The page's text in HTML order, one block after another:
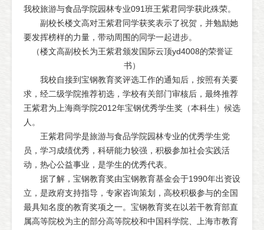
我校旅游与食品学院园林专业091班王紫君同学获此殊荣。
副校长楼文高对王紫君同学获奖表示了祝贺，并勉励她
要发挥榜样的力量，带动周围的同学一起进步。
（楼文高副校长为王紫君颁发国际云顶yd4008的荣誉证
书）
我校自接到宝钢教育奖评选工作的通知后，按照有关要
求，经二级学院推荐初选，学校有关部门审核后，最终推荐
王紫君为上海商学院2012年宝钢优秀学生奖（本科生）候选
人。
王紫君同学是旅游与食品学院园林专业的优秀学生党
员，学习成绩优秀，科研能力较强，积极参加社会实践活
动，热心公益事业，是学生的优秀代表。
据了解，宝钢教育奖由宝钢教育基金会于1990年出资设
立，是政府支持指导，专家咨询策划，高校积极参与的全国
最具知名度的教育奖项之一。宝钢教育奖在以若干教育部直
属高等院校为主的部分高等院校和中国科学院、上海市教育